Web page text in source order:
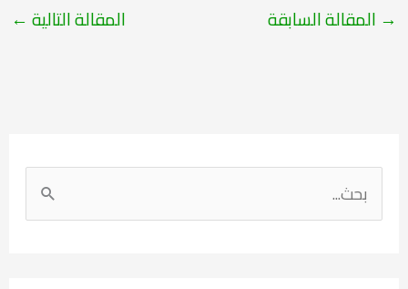
→ المقالة السابقة المقالة التالية←
ل